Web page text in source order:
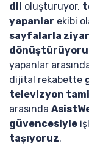
dil oluşturuyor,
yapanlar ekibi
sayfalarla
yapanlar
dijital rekabette
televizyon
arasında
güvencesiyle
taşıyoruz.